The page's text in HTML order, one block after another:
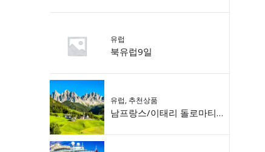
유럽
북유럽9일
유럽, 추천상품
남프랑스/이태리 돌로마티 9일